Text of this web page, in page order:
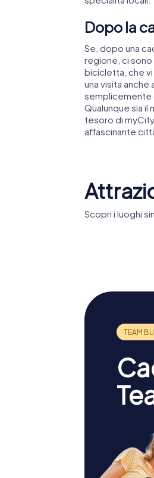
Dopo la
Se, dopo una
regione, ci
bicicletta, che
una visita anche
semplicemente
Qualunque sia
tesoro di
affascinante
Scopri i luoghi